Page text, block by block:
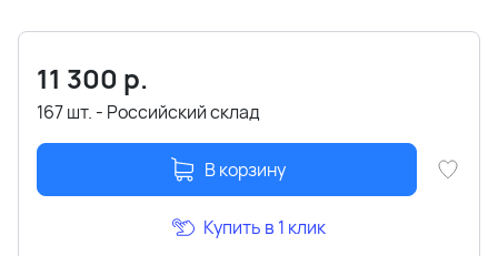
11 300 р.
167 шт. - Российский склад
В корзину
Купить в 1 клик